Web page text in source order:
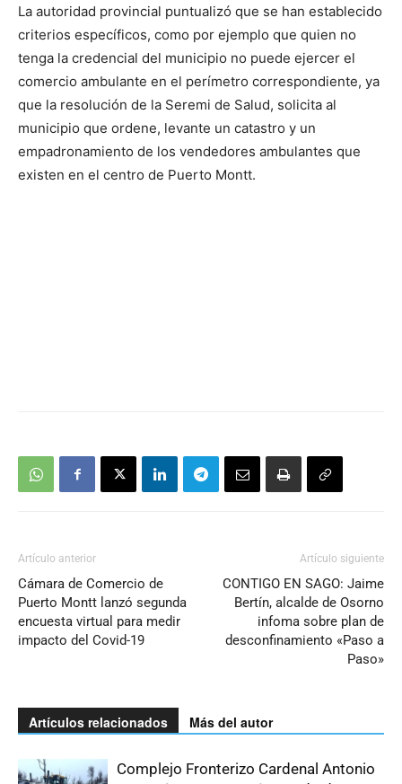
La autoridad provincial puntualizó que se han establecido
criterios específicos, como por ejemplo que quien no
tenga la credencial del municipio no puede ejercer el
comercio ambulante en el perímetro correspondiente, ya
que la resolución de la Seremi de Salud, solicita al
municipio que ordene, levante un catastro y un
empadronamiento de los vendedores ambulantes que
existen en el centro de Puerto Montt.
Artículo anterior
Cámara de Comercio de
Puerto Montt lanzó segunda
encuesta virtual para medir
impacto del Covid-19
Artículo siguiente
CONTIGO EN SAGO: Jaime
Bertín, alcalde de Osorno
infoma sobre plan de
desconfinamiento «Paso a
Paso»
Artículos relacionados Más del autor
Complejo Fronterizo Cardenal Antonio